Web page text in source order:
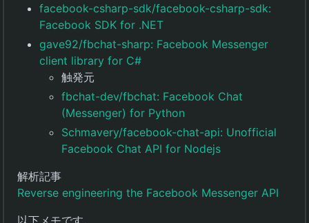
facebook-csharp-sdk/facebook-csharp-sdk:
Facebook SDK for .NET
gave92/fbchat-sharp: Facebook Messenger
client library for C#
触発元
fbchat-dev/fbchat: Facebook Chat
(Messenger) for Python
Schmavery/facebook-chat-api: Unofficial
Facebook Chat API for Nodejs
解析記事
Reverse engineering the Facebook Messenger API
以下メモです。